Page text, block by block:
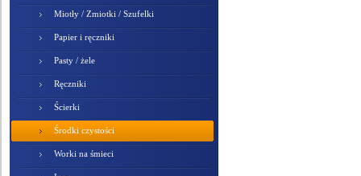
Miotły / Zmiotki / Szufelki
Papier i ręczniki
Pasty / żele
Ręczniki
Ścierki
Środki czystości
Worki na śmieci